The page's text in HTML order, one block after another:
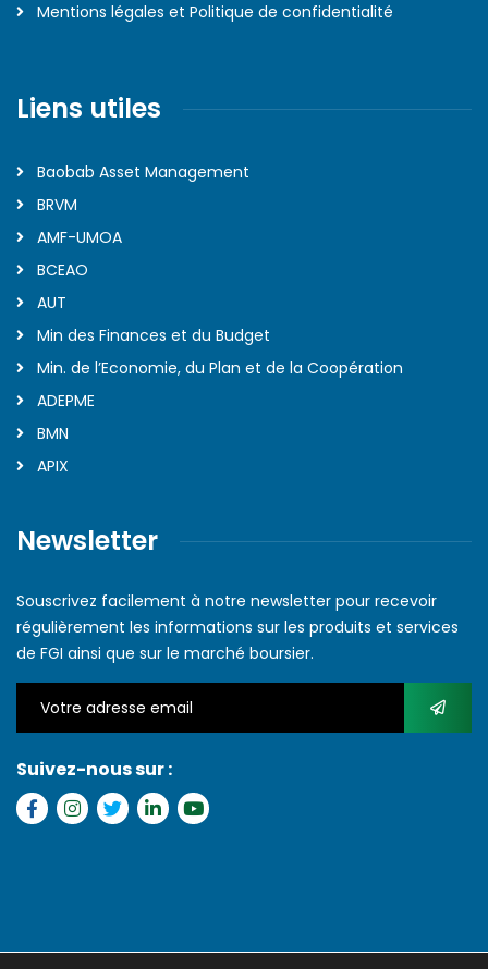
Mentions légales et Politique de confidentialité
Liens utiles
Baobab Asset Management
BRVM
AMF-UMOA
BCEAO
AUT
Min des Finances et du Budget
Min. de l’Economie, du Plan et de la Coopération
ADEPME
BMN
APIX
Newsletter
Souscrivez facilement à notre newsletter pour recevoir
régulièrement les informations sur les produits et services
de FGI ainsi que sur le marché boursier.
Suivez-nous sur :